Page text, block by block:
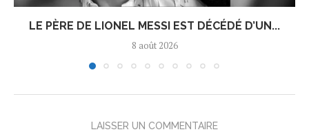
LE PÈRE DE LIONEL MESSI EST DÉCÉDÉ D’UN...
8 août 2026
LAISSER UN COMMENTAIRE